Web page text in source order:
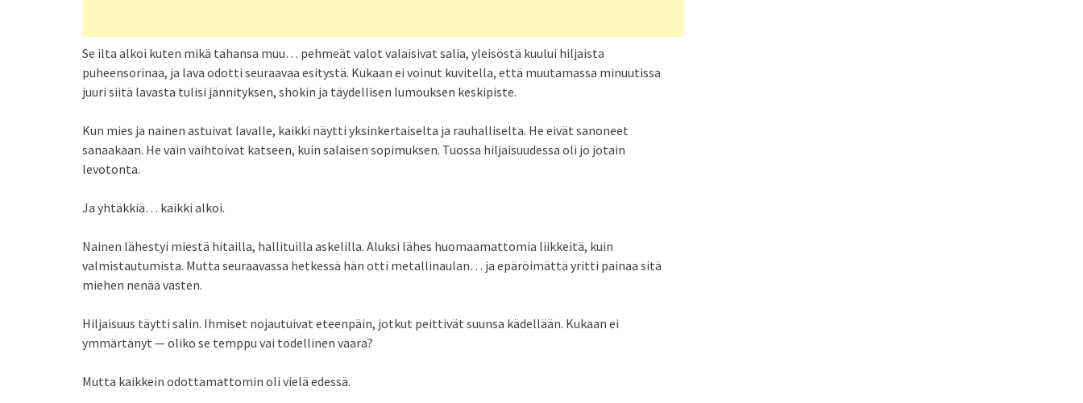
Se ilta alkoi kuten mikä tahansa muu… pehmeät valot valaisivat salia, yleisöstä kuului hiljaista
puheensorinaa, ja lava odotti seuraavaa esitystä. Kukaan ei voinut kuvitella, että muutamassa minuutissa
juuri siitä lavasta tulisi jännityksen, shokin ja täydellisen lumouksen keskipiste.
Kun mies ja nainen astuivat lavalle, kaikki näytti yksinkertaiselta ja rauhalliselta. He eivät sanoneet
sanaakaan. He vain vaihtoivat katseen, kuin salaisen sopimuksen. Tuossa hiljaisuudessa oli jo jotain
levotonta.
Ja yhtäkkiä… kaikki alkoi.
Nainen lähestyi miestä hitailla, hallituilla askelilla. Aluksi lähes huomaamattomia liikkeitä, kuin
valmistautumista. Mutta seuraavassa hetkessä hän otti metallinaulan… ja epäröimättä yritti painaa sitä
miehen nenää vasten.
Hiljaisuus täytti salin. Ihmiset nojautuivat eteenpäin, jotkut peittivät suunsa kädellään. Kukaan ei
ymmärtänyt — oliko se temppu vai todellinen vaara?
Mutta kaikkein odottamattomin oli vielä edessä.